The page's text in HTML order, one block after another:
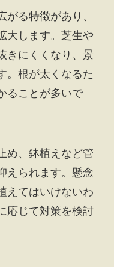
る特徴があり、
大します。芝生や
きにくくなり、景
。根が太くなるた
ることが多いで
め、鉢植えなど管
えられます。懸念
えてはいけないわ
応じて対策を検討